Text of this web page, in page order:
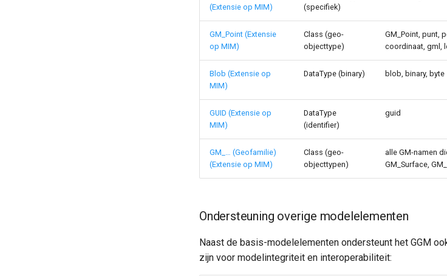
(Extensie op MIM)
(specifiek)
GM_Point (Extensie
op MIM)
Class (geo-
objecttype)
GM_Point, punt,
coordinaat, gml,
Blob (Extensie op
MIM)
DataType (binary) blob, binary, byte
GUID (Extensie op
MIM)
DataType
(identifier)
guid
GM_… (Geofamilie)
(Extensie op MIM)
Class (geo-
objecttypen)
alle GM-namen
GM_Surface,
Ondersteuning overige modelelementen
Naast de basis-modelelementen ondersteunt het GGM
zijn voor modelintegriteit en interoperabiliteit: